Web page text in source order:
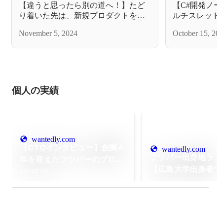
【違うと思ったら別の道へ！】たど
り着いた先は、新規プロダクトを一
November 5, 2024
【C#開発ノ
ルチスレッ
October 15,
個人の実績
wantedly.com
wantedly.com